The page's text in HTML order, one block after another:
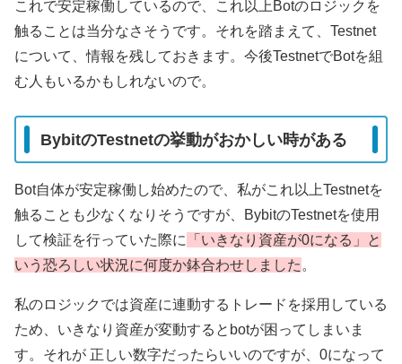
これで安定稼働しているので、これ以上Botのロジックを
触ることは当分なさそうです。それを踏まえて、Testnet
について、情報を残しておきます。今後TestnetでBotを組
む人もいるかもしれないので。
BybitのTestnetの挙動がおかしい時がある
Bot自体が安定稼働し始めたので、私がこれ以上Testnetを
触ることも少なくなりそうですが、BybitのTestnetを使用
して検証を行っていた際に
「いきなり資産が0になる」と
いう恐ろしい状況に何度か鉢合わせしました 。
私のロジックでは資産に連動するトレードを採用している
ため、いきなり資産が変動するとbotが困ってしまいま
す。それが 正しい数字だったらいいのですが、0になって